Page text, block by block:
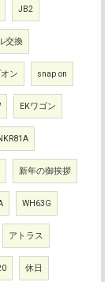
JB2
交換
ン snap on
EKワゴン
新年の御挨拶
WH63G
アトラス
休日